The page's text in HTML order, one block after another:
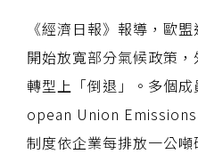
《經濟日報》報導，歐
開始放寬部分氣候政策
轉型上「倒退」。多個
opean Union
制度依企業每排放一公噸